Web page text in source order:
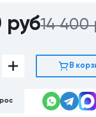
руб14 400
В